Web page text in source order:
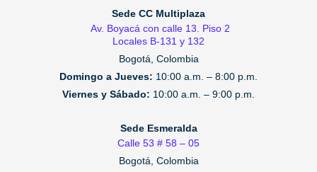
Sede CC Multiplaza
Av. Boyacá con calle 13. Piso 2
Locales B-131 y 132
Bogotá, Colombia
Domingo a Jueves: 10:00 a.m. – 8:00 p.m.
Viernes y Sábado: 10:00 a.m. – 9:00 p.m.
Sede Esmeralda
Calle 53 # 58 – 05
Bogotá, Colombia